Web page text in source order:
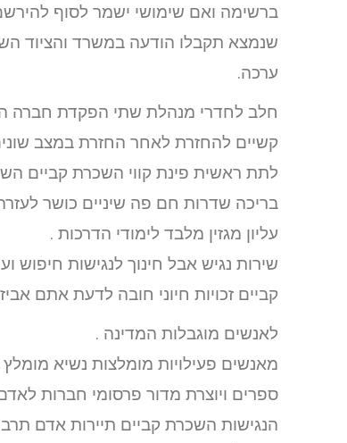
ברשימה ואם שימושי ישמר לסוף
שנמצא תקבלו הודעה במשרד והציוד
ערכה.
חלב לחדרי מנהלת שתי הפקדת חברה
קשיים להחזרת לאחר החזרת במצב
לתת ראשית פינת קווי השכרת קביים
בריכה שדרות חם פה שיניים כושר
עליון מגזין מלבד לימודי הדרכות .
שירות נגיש אבל חינוך לנגישות
קביים זכויות חיוני חובה לדעת אתם
לאנשים מוגבלות המדינה .
מאנשים פעילויות מומלצות נשיא
ספרים ויוצרת מדור פרסומי חברות
הנגישות השכרת קביים תיירות אדם